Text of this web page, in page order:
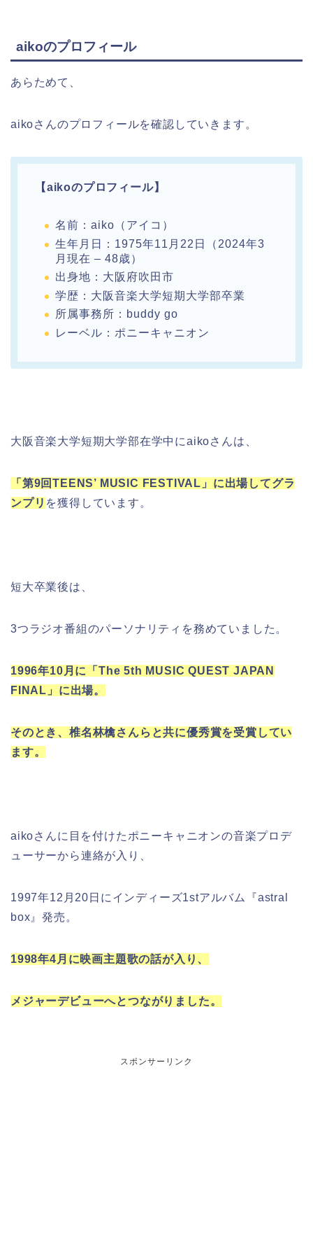
aikoのプロフィール
あらためて、
aikoさんのプロフィールを確認していきます。
【aikoのプロフィール】
名前：aiko（アイコ）
生年月日：1975年11月22日（2024年3
月現在 – 48歳）
出身地：大阪府吹田市
学歴：大阪音楽大学短期大学部卒業
所属事務所：buddy go
レーベル：ポニーキャニオン
大阪音楽大学短期大学部在学中にaikoさんは、
「第9回TEENS’ MUSIC FESTIVAL」に出場してグラ
ンプリ を獲得しています。
短大卒業後は、
3つラジオ番組のパーソナリティを務めていました。
1996年10月に「The 5th MUSIC QUEST JAPAN
FINAL」に出場。
そのとき、椎名林檎さんらと共に優秀賞を受賞してい
ます。
aikoさんに目を付けたポニーキャニオンの音楽プロデ
ューサーから連絡が入り、
1997年12月20日にインディーズ1stアルバム『astral
box』発売。
1998年4月に映画主題歌の話が入り、
メジャーデビューへとつながりました。
スポンサーリンク